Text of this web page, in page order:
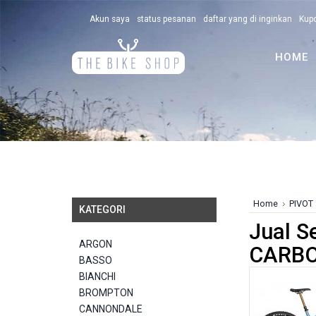
Akun saya status pesanan daftar yang di inginkan
HOME
Home PIVOT
Jual
KATEGORI
ARGON
BASSO
BIANCHI
BROMPTON
CANNONDALE